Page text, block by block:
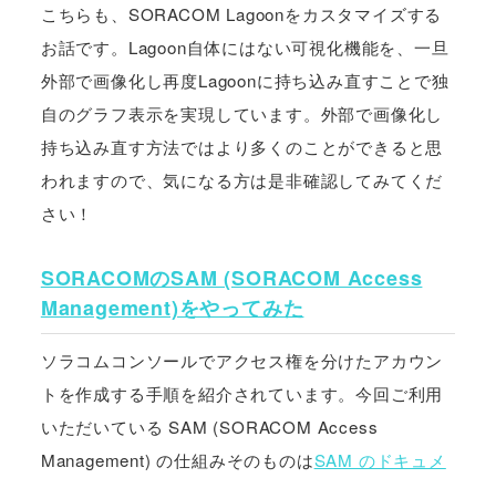
こちらも、SORACOM Lagoonをカスタマイズする
お話です。Lagoon自体にはない可視化機能を、一旦
外部で画像化し再度Lagoonに持ち込み直すことで独
自のグラフ表示を実現しています。外部で画像化し
持ち込み直す方法ではより多くのことができると思
われますので、気になる方は是非確認してみてくだ
さい！
SORACOMのSAM (SORACOM Access
Management)をやってみた
ソラコムコンソールでアクセス権を分けたアカウン
トを作成する手順を紹介されています。今回ご利用
いただいている SAM (SORACOM Access
Management) の仕組みそのものはSAM のドキュメ